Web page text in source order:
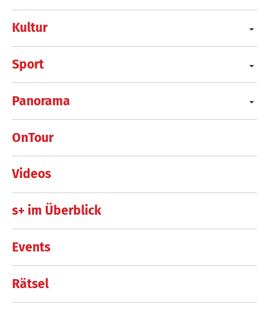
Kultur
Sport
Panorama
OnTour
Videos
s+ im Überblick
Events
Rätsel